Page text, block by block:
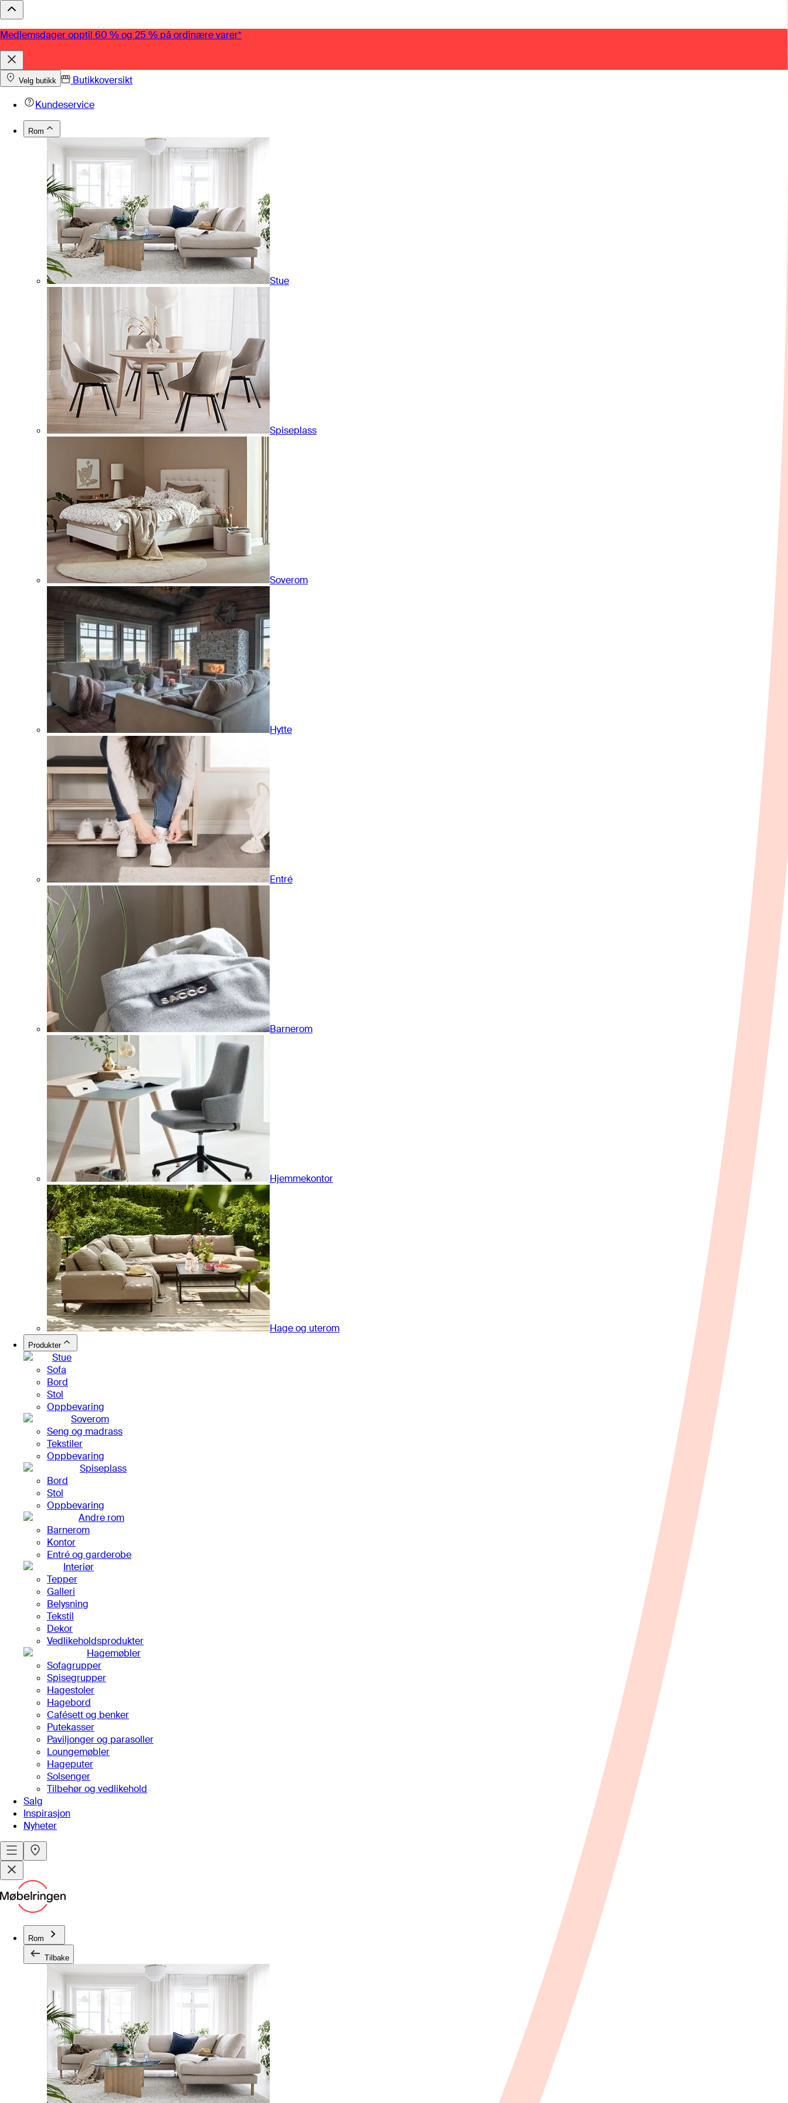
Medlemsdager opptil 60 % og 25 % på ordinære varer*
Velg butikk
Butikkoversikt
Kundeservice
Rom
Stue
Spiseplass
Soverom
Hytte
Entré
Barnerom
Hjemmekontor
Hage og uterom
Produkter
Stue
Sofa
Bord
Stol
Oppbevaring
Soverom
Seng og madrass
Tekstiler
Oppbevaring
Spiseplass
Bord
Stol
Oppbevaring
Andre rom
Barnerom
Kontor
Entré og garderobe
Interiør
Tepper
Galleri
Belysning
Tekstil
Dekor
Vedlikeholdsprodukter
Hagemøbler
Sofagrupper
Spisegrupper
Hagestoler
Hagebord
Cafésett og benker
Putekasser
Paviljonger og parasoller
Loungemøbler
Hageputer
Solsenger
Tilbehør og vedlikehold
Salg
Inspirasjon
Nyheter
Rom
Tilbake